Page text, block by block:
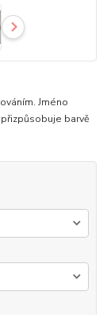
Jméno
barvě